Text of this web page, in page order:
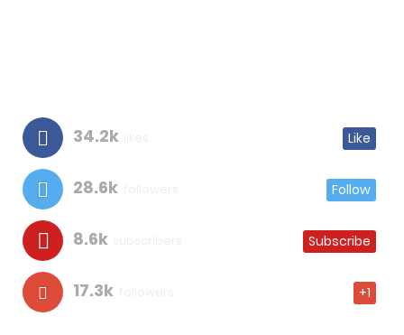
34.2k Like
28.6k Follow
8.6k Subscribe
17.3k +1